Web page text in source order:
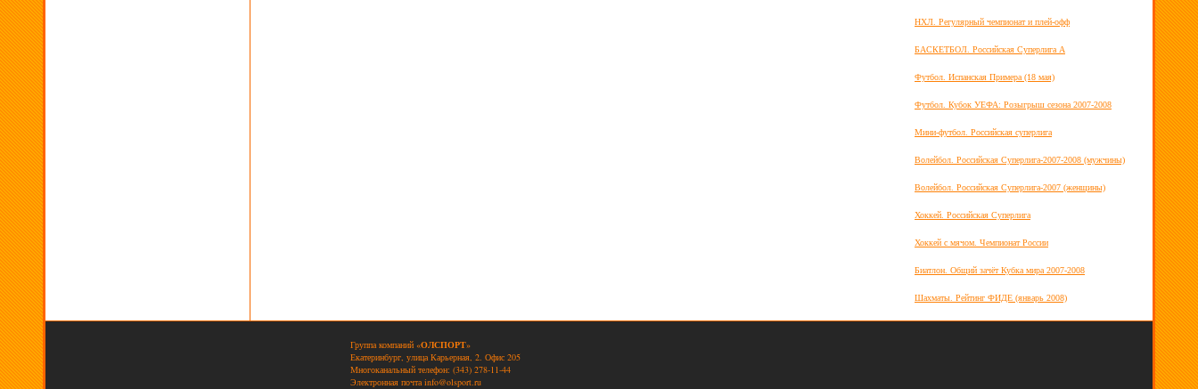
НХЛ. Регулярный чемпионат и плей-офф
БАСКЕТБОЛ. Российская Суперлига А
Футбол. Испанская Примера (18 мая)
Футбол. Кубок УЕФА: Розыгрыш сезона 2007-2008
Мини-футбол. Российская суперлига
Волейбол. Российская Суперлига-2007-2008 (мужчины)
Волейбол. Российская Суперлига-2007 (женщины)
Хоккей. Российская Суперлига
Хоккей с мячом. Чемпионат России
Биатлон. Общий зачёт Кубка мира 2007-2008
Шахматы. Рейтинг ФИДЕ (январь 2008)
Группа компаний «ОЛСПОРТ»
Екатеринбург, улица Карьерная, 2. Офис 205
Многоканальный телефон: (343) 278-11-44
Электронная почта info@olsport.ru